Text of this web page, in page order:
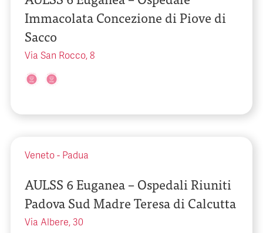
Immacolata Concezione di Piove di
Sacco
Via San Rocco, 8
Veneto - Padua
AULSS 6 Euganea – Ospedali Riuniti
Padova Sud Madre Teresa di Calcutta
Via Albere, 30